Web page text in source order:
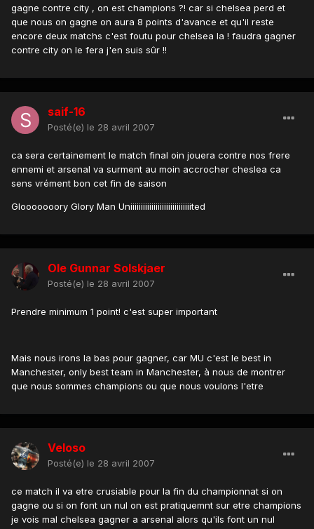
gagne contre city , on est champions ?! car si chelsea perd et
que nous on gagne on aura 8 points d'avance et qu'il reste
encore deux matchs c'est foutu pour chelsea la ! faudra gagner
contre city on le fera j'en suis sûr !!
saif-16
Posté(e) le 28 avril 2007
ca sera certainement le match final oin jouera contre nos frere
ennemi et arsenal va surment au moin accrocher cheslea ca
sens vrément bon cet fin de saison
Glooooooory Glory Man Uniiiiiiiiiiiiiiiiiiiiiiiiiiiiited
Ole Gunnar Solskjaer
Posté(e) le 28 avril 2007
Prendre minimum 1 point! c'est super important
Mais nous irons la bas pour gagner, car MU c'est le best in
Manchester, only best team in Manchester, à nous de montrer
que nous sommes champions ou que nous voulons l'etre
Veloso
Posté(e) le 28 avril 2007
ce match il va etre crusiable pour la fin du championnat si on
gagne ou si on font un nul on est pratiquemnt sur etre champions
je vois mal chelsea gagner a arsenal alors qu'ils font un nul